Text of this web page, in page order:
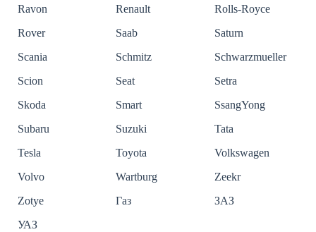
Ravon
Renault
Rolls-Royce
Rover
Saab
Saturn
Scania
Schmitz
Schwarzmueller
Scion
Seat
Setra
Skoda
Smart
SsangYong
Subaru
Suzuki
Tata
Tesla
Toyota
Volkswagen
Volvo
Wartburg
Zeekr
Zotye
Газ
ЗАЗ
УАЗ